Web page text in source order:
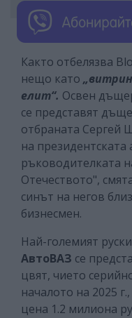
Както отбелязва
нещо като
елит“. Освен
се представят
отбраната Сергей
на
ръководителката
Отечеството",
синът на негов
бизнесмен.
Най-големият
АвтоВАЗ се
цвят, чието
началото на 2025
цена 1.2 милиона